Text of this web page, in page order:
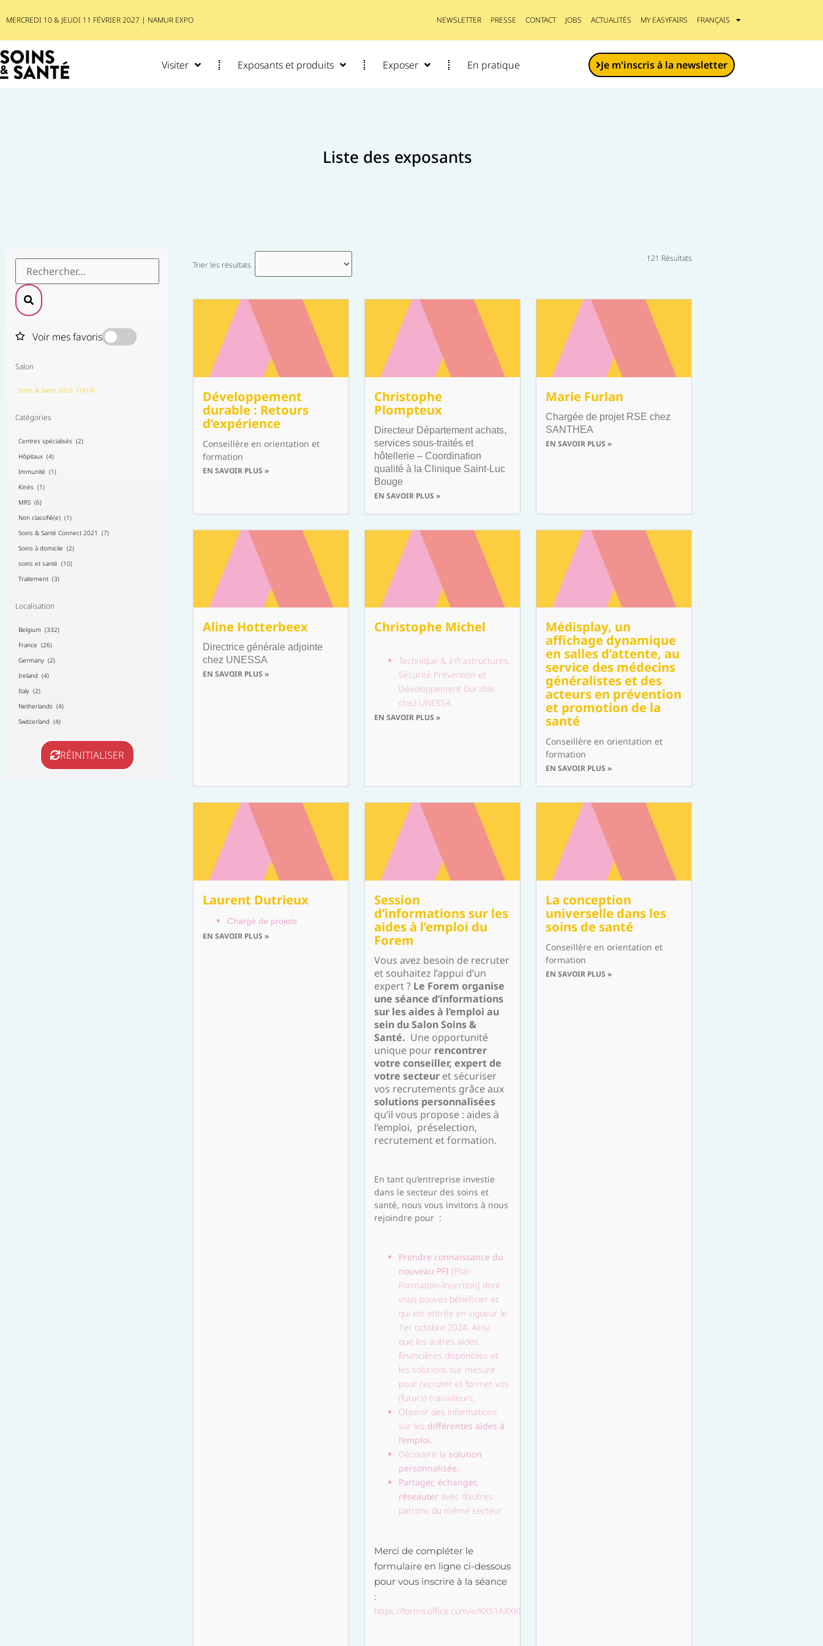
MERCREDI 10 & JEUDI 11 FÉVRIER 2027 | NAMUR EXPO NEWSLETTER PRESSE CONTACT JOBS ACTUALITÉS MY EASYFAIRS FRANÇAIS
Visiter Exposants et produits Exposer En pratique Je m'inscris à la newsletter
Liste des exposants
Voir mes favoris
Salon
Soins & Santé 2025 (1814)
Catégories
Centres spécialisés (2)
Hôpitaux (4)
Immunité (1)
Kinés (1)
MRS (6)
Non classifié(e) (1)
Soins & Santé Connect 2021 (7)
Soins à domicile (2)
soins et santé (10)
Traitement (3)
Localisation
Belgium (332)
France (26)
Germany (2)
Ireland (4)
Italy (2)
Netherlands (4)
Switzerland (4)
RÉINITIALISER
Trier les résultats
121 Résultats
Développement
durable : Retours
d’expérience
Conseillère en orientation et
formation
EN SAVOIR PLUS »
Christophe
Plompteux
Directeur Département achats,
services sous-traités et
hôtellerie – Coordination
qualité à la Clinique Saint-Luc
Bouge
EN SAVOIR PLUS »
Marie Furlan
Chargée de projet RSE chez
SANTHEA
EN SAVOIR PLUS »
Aline Hotterbeex
Directrice générale adjointe
chez UNESSA
EN SAVOIR PLUS »
Christophe Michel
Technique & Infrastructures,
Sécurité Prévention et
Développement Durable
chez UNESSA.
EN SAVOIR PLUS »
Médisplay, un
affichage dynamique
en salles d’attente, au
service des médecins
généralistes et des
acteurs en prévention
et promotion de la
santé
Conseillère en orientation et
formation
EN SAVOIR PLUS »
Laurent Dutrieux
Chargé de projets
EN SAVOIR PLUS »
Session
d’informations sur les
aides à l’emploi du
Forem
Vous avez besoin de recruter
et souhaitez l’appui d’un
expert ?Le Forem organise
une séance d’informations
sur les aides à l’emploi au
sein du Salon Soins &
Santé. Une opportunité
unique pour rencontrer
votre conseiller, expert de
votre secteuret sécuriser
vos recrutements grâce aux
solutions personnalisées
qu’il vous propose : aides à
l’emploi, préselection,
recrutement et formation.
En tant qu’entreprise investie
dans le secteur des soins et
santé, nous vous invitons à nous
rejoindre pour :
Prendre connaissance du
nouveau PFI [Plan
Formation-Insertion] dont
vous pouvez bénéficier et
qui est entrée en vigueur le
1er octobre 2024. Ainsi
que les autres aides
financières disponibles et
les solutions sur mesure
pour recruter et former vos
(futurs) travailleurs.
Obtenir des informations
sur les différentes aides à
l’emploi.
Découvrir la solution
personnalisée.
Partager, échanger,
réseauteravec d’autres
patrons du même secteur
Merci de compléter le
formulaire en ligne ci-dessous
pour vous inscrire à la séance
:
https://forms.office.com/e/KX51AXXKMa
La conception
universelle dans les
soins de santé
Conseillère en orientation et
formation
EN SAVOIR PLUS »